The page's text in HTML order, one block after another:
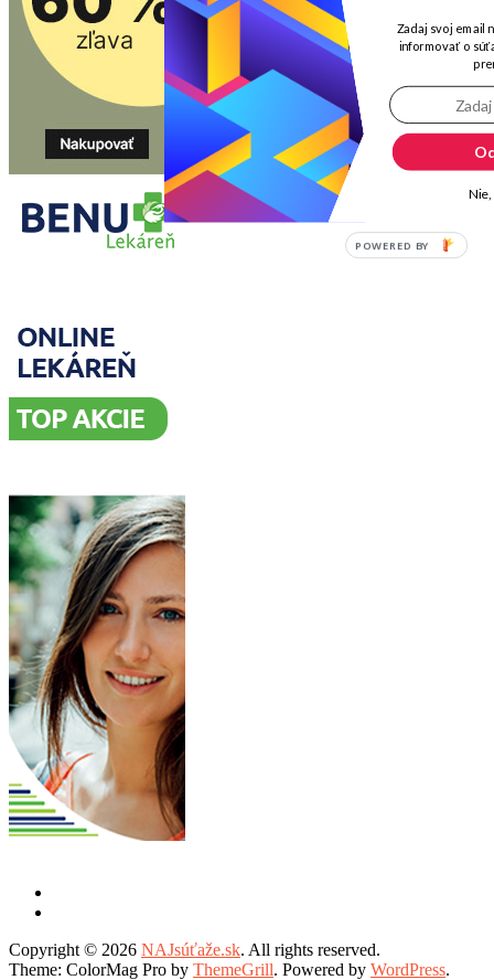
Copyright © 2026 NAJsúťaže.sk. All rights reserved.
Theme: ColorMag Pro by ThemeGrill. Powered by WordPress.
Zadaj svoj email
informovať o